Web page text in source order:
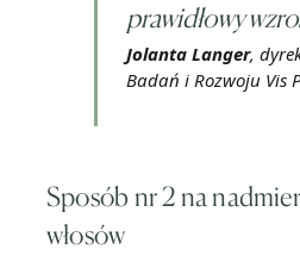
prawidłowy
Jolanta Langer,
Badań i Rozwoju Vis
Sposób nr 2 na
włosów